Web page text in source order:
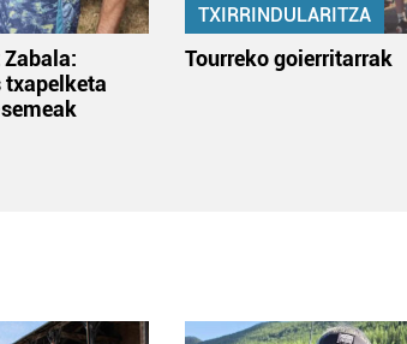
Zabala:
txapelketa
TXIRRINDULARITZA
Tourreko goierritarrak